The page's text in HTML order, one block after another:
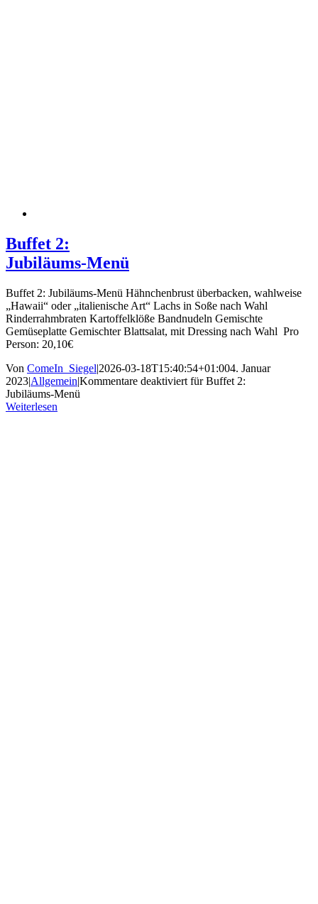
Buffet 2:
Jubiläums-Menü
Buffet 2: Jubiläums-Menü Hähnchenbrust überbacken, wahlweise
„Hawaii“ oder „italienische Art“ Lachs in Soße nach Wahl
Rinderrahmbraten Kartoffelklöße Bandnudeln Gemischte
Gemüseplatte Gemischter Blattsalat, mit Dressing nach Wahl Pro
Person: 20,10€
Von ComeIn_Siegel|2026-03-18T15:40:54+01:004. Januar
2023|Allgemein|Kommentare deaktiviert für Buffet 2:
Jubiläums-Menü
Weiterlesen